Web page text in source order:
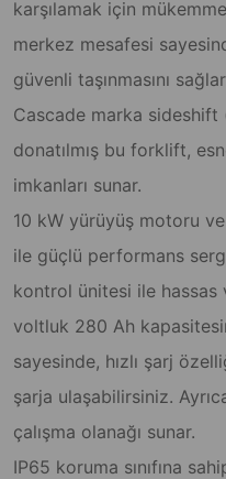
karşılamak için
merkez mesafesi
güvenli taşınmasını
Cascade marka
donatılmış bu forklift,
imkanları sunar.
10 kW yürüyüş motoru
ile güçlü performans
kontrol ünitesi ile hassas
voltluk 280 Ah
sayesinde, hızlı şarj
şarja ulaşabilirsiniz.
çalışma olanağı sunar.
IP65 koruma sınıfına